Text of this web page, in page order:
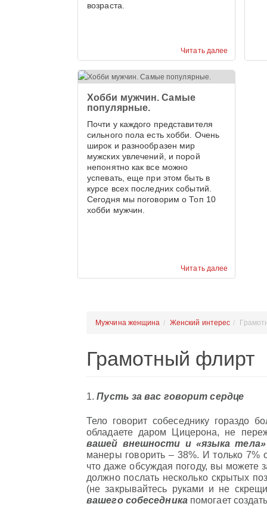
Читать далее
возраста.
Читать далее
Хобби мужчин. Самые
популярные.
Почти у каждого представителя
сильного пола есть хобби. Очень
широк и разнообразен мир
мужских увлечений, и порой
непонятно как все можно
успевать, еще при этом быть в
курсе всех последних событий.
Сегодня мы поговорим о Топ 10
хобби мужчин.
Мужчина женщина Женский интерес
Грамотный флирт
1. Пусть за вас говорит сердце
Тело говорит собеседнику гораздо
обладаете даром Цицерона, не
вашей внешности и «языка тела»
манеры говорить – 38%. И только 7%
что даже обсуждая погоду, вы можете
должно послать несколько скрытых
(не закрывайтесь руками и не
вашего собеседникапомогает